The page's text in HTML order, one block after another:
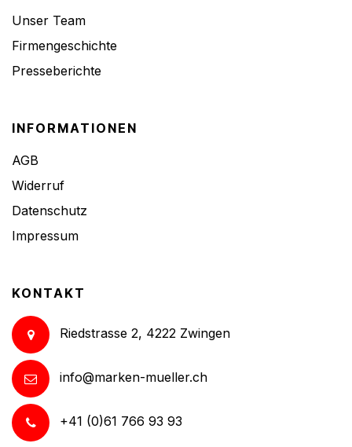
Unser Team
Firmengeschichte
Presseberichte
INFORMATIONEN
AGB
Widerruf
Datenschutz
Impressum
KONTAKT
Riedstrasse 2, 4222 Zwingen
info@marken-mueller.ch
+41 (0)61 766 93 93